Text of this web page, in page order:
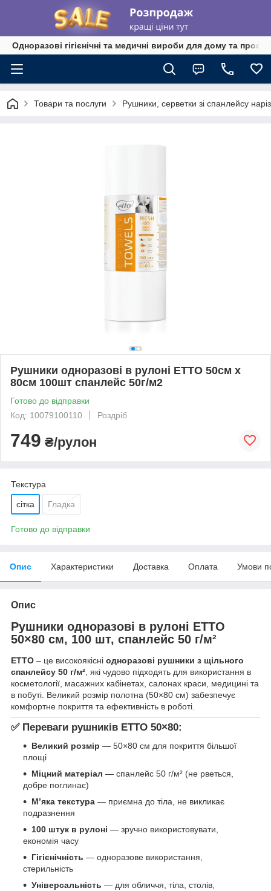
Одноразові гігієнічні та медичні вироби для дому та
Товари та послуги Рушники, серветки зі спанлейсу
Рушники одноразові в рулоні ETTO 50см х
80см 100шт спанлейс 50г/м2
Готово до відправки
Код: 10079100110
Роздріб
749 ₴/рулон
Текстура
сітка Гладка
Готово до відправки
Опис Характеристики Доставка Оплата Умови
Опис
Рушники одноразові в рулоні ETTO
50×80 см, 100 шт, спанлейс 50 г/м²
ETTO – це високоякісні одноразові рушники з щільного
спанлейсу 50 г/м², які чудово підходять для використання в
косметології, масажних кабінетах, салонах краси, медицині та
в побуті. Великий розмір полотна (50×80 см) забезпечує
комфортне покриття та ефективність в роботі.
✅ Переваги рушників ETTO 50×80:
Великий розмір — 50×80 см для покриття більшої
площі
Міцний матеріал — спанлейс 50 г/м² (не рветься,
добре поглинає)
М’яка текстура — приємна до тіла, не викликає
подразнення
100 штук в рулоні — зручно використовувати,
економія часу
Гігієнічність — одноразове використання,
стерильність
Універсальність — для обличчя, тіла, столів,